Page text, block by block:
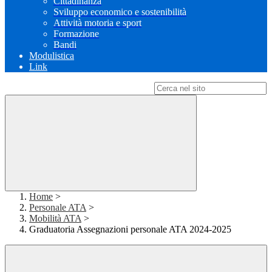
Sviluppo economico e sostenibilità
Attività motoria e sport
Formazione
Bandi
Modulistica
Link
Home >
Personale ATA >
Mobilità ATA >
Graduatoria Assegnazioni personale ATA 2024-2025